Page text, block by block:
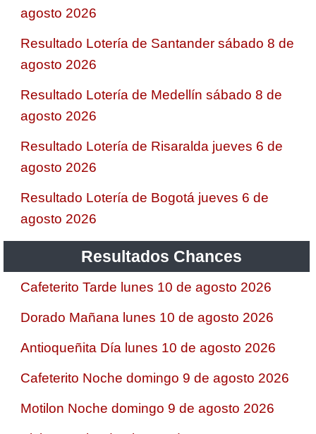
agosto 2026
Resultado Lotería de Santander sábado 8 de
agosto 2026
Resultado Lotería de Medellín sábado 8 de
agosto 2026
Resultado Lotería de Risaralda jueves 6 de
agosto 2026
Resultado Lotería de Bogotá jueves 6 de
agosto 2026
Resultados Chances
Cafeterito Tarde lunes 10 de agosto 2026
Dorado Mañana lunes 10 de agosto 2026
Antioqueñita Día lunes 10 de agosto 2026
Cafeterito Noche domingo 9 de agosto 2026
Motilon Noche domingo 9 de agosto 2026